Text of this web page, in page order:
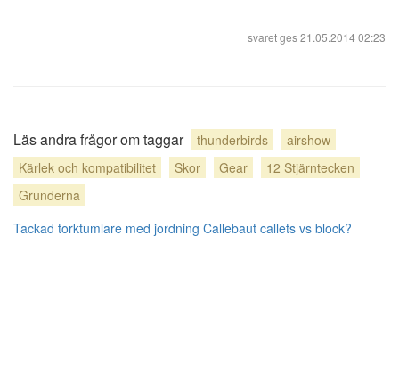
svaret ges21.05.2014 02:23
Läs andra frågor om taggar thunderbirds
airshow
Kärlek och kompatibilitet
Skor Gear
12 Stjärntecken
Grunderna
Tackad torktumlare med jordning Callebaut callets vs block?